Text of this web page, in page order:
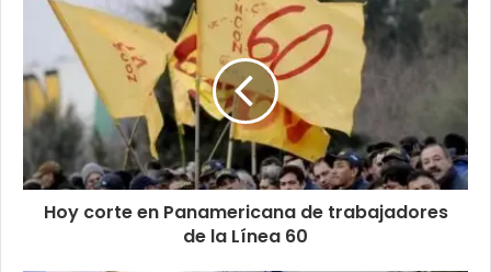
Hoy corte en Panamericana de trabajadores
de la Línea 60